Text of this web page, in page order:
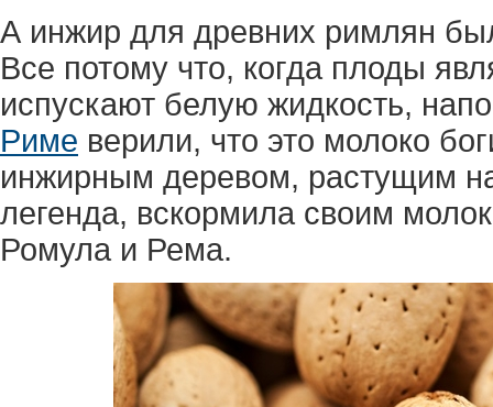
А инжир для древних римлян
Все потому что, когда плоды
испускают белую жидкость,
Риме верили, что это молоко
инжирным деревом, растущим
легенда, вскормила своим
Ромула и Рема.